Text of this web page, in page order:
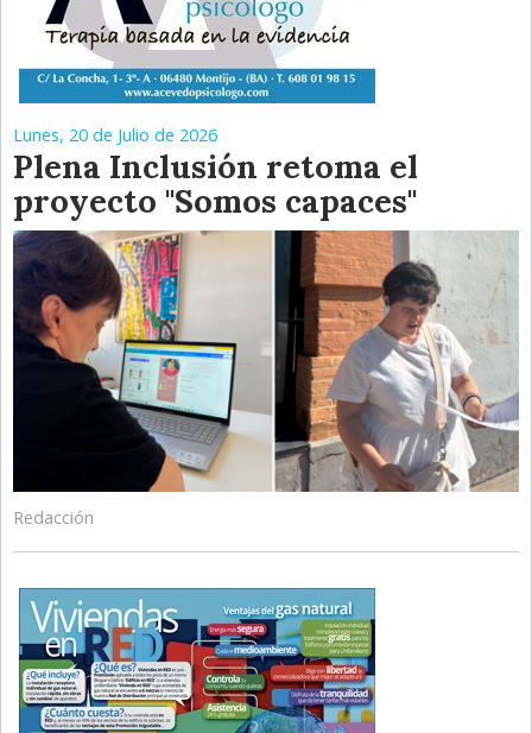
Lunes, 20 de Julio de 2026
Plena Inclusión retoma el
proyecto "Somos capaces"
Redacción